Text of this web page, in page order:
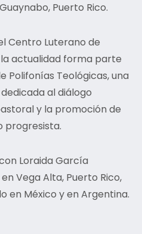
Puerto Rico.
Centro Luterano de
actualidad forma parte
Polifonías Teológicas, una
al diálogo
y la promoción de
progresista.
Loraida García
Vega Alta, Puerto Rico,
en México y en Argentina.